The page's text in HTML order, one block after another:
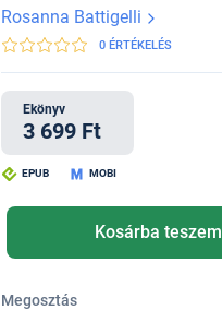
Rosanna Battigelli
0 ÉRTÉKELÉS
Ekönyv
3 699 Ft
EPUB MOBI
Kosárba teszem
Megosztás